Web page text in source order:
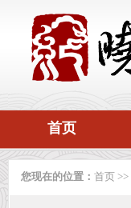
首页
您现在的位置： 首页 >>